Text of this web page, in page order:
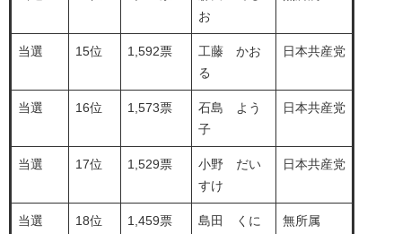
お
当選 15位 1,592票
工藤 かお
る
日本共産党
当選 16位 1,573票
石島 よう
子
日本共産党
当選 17位 1,529票
小野 だい
すけ
日本共産党
当選 18位 1,459票
島田 くに
無所属